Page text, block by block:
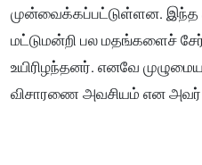
முன்வைக்கப்பட்டுள்ளன. இந்த
மட்டுமன்றி பல மதங்களைச்
உயிரிழந்தனர். எனவே
விசாரணை அவசியம் என அவர்